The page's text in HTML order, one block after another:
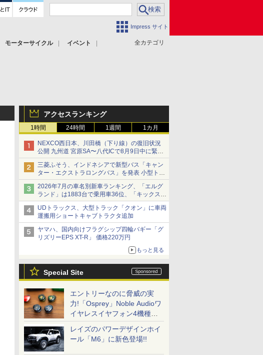
Impress サイト
全カテゴリ
モーターサイクル
イベント
アクセスランキング
1時間 24時間 1週間 1カ月
NEXCO西日本、川田橋（下り線）の復旧状況
公開 九州道 宮原SA〜八代ICで8月9日中に緊急
車両を通行可能に
三菱ふそう、インドネシアで新型バス「キャン
ター・エクストラロングバス」を発表 小型トラ
ックベースの観光・旅客輸送向けバス
2026年7月の車名別新車ランキング、「エルグ
ランド」は1883台で乗用車36位、「キックス」
は2591台で27位に
UDトラックス、大型トラック「クオン」に車両
運搬用ショートキャブトラクタ追加
ヤマハ、国内向けフラグシップ四輪バギー「グ
リズリーEPS XT-R」 価格220万円
もっと見る
Special Site
エントリーなのに脅威の実
力!「Osprey」Noble Audioワ
イヤレスイヤフォン4機種を
一気に聴く
レイズのパワーデザインホイ
ール「M6」に新色登場!!